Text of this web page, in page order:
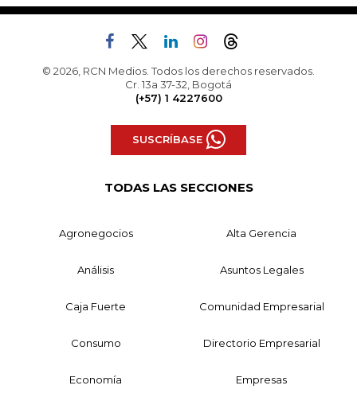
© 2026, RCN Medios. Todos los derechos reservados.
Cr. 13a 37-32, Bogotá
(+57) 1 4227600
SUSCRÍBASE
TODAS LAS SECCIONES
Agronegocios Alta Gerencia
Análisis Asuntos Legales
Caja Fuerte Comunidad Empresarial
Consumo Directorio Empresarial
Economía Empresas